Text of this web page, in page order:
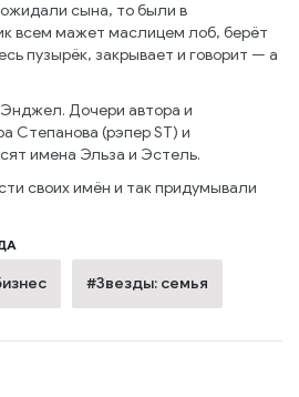
сына, то были в
всем мажет маслицем лоб, берёт
пузырёк, закрывает и говорит — а
Дочери автора и
Степанова (рэпер ST) и
имена Эльза и Эстель.
своих имён и так придумывали
#Звезды: семья